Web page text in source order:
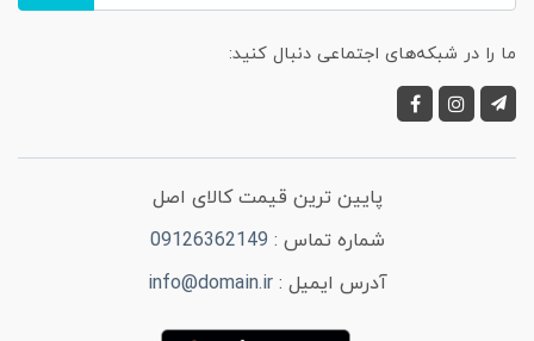
ما را در شبکه‌های اجتماعی دنبال کنید:
پایین ترین قیمت کالای اصل
شماره تماس : 09126362149
آدرس ایمیل :info@domain.ir